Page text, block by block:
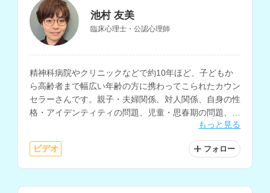
池村 友美
臨床心理士・公認心理師
精神科病院やクリニックなどで約10年ほど、子どもか
ら高齢者まで幅広い年齢の方に携わってこられたカウン
セラーさんです。親子・夫婦関係、対人関係、自身の性
格・アイデンティティの問題、児童・思春期の問題、職
場の悩み、不安など、様々な相談内容に対応されていま
もっと見る
ビデオ フォロー